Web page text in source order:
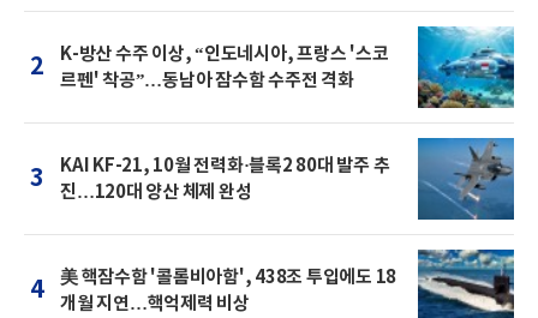
2
K-방산 수주 이상, “인도네시아, 프랑스 '스코
르펜' 착공”…동남아 잠수함 수주전 격화
3
KAI KF-21, 10월 전력화·블록2 80대 발주 추
진…120대 양산 체제 완성
4
美 핵잠수함 '콜롬비아함', 438조 투입에도 18
개월 지연…핵억제력 비상